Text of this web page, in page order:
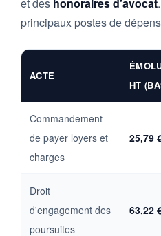
principaux postes de
ACTE
HT
Commandement
de payer loyers et
charges
25,79
Droit
d'engagement des
poursuites
63,22